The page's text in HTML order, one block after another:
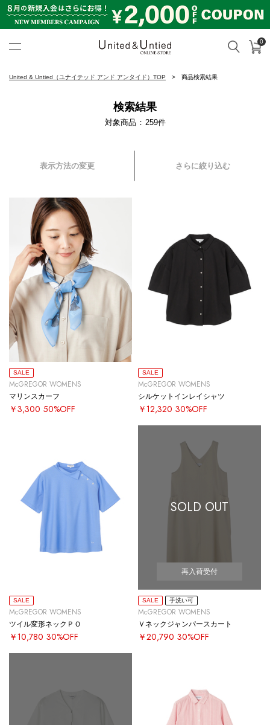
検索 カ
0
United & Untied（ユナイテッド アンド アンタイド）TOP 商品検索結果
検索結果
対象商品 259件
表示方法の変更 さらに絞り込む
SALE
McGREGOR WOMENS
マリンスカーフ
￥3,300 50%OFF
SALE
McGREGOR WOMENS
シルケットインレイシャツ
￥12,320 30%OFF
SALE
McGREGOR WOMENS
ツイル変形ネックＰＯ
￥10,780 30%OFF
SOLD OUT
再入荷受付
SALE 手洗い可
McGREGOR WOMENS
Ｖネックジャンパースカート
￥20,790 30%OFF